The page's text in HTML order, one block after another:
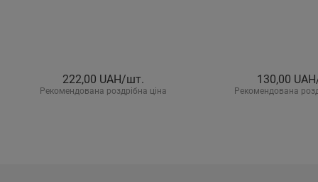
222,00 UAH/шт.
Рекомендована роздрібна ціна
130,00
Рекомендована